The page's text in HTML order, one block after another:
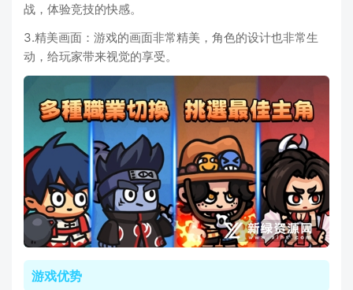
战，体验竞技的快感。
3.精美画面：游戏的画面非常精美，角色的设计也非常生
动，给玩家带来视觉的享受。
游戏优势